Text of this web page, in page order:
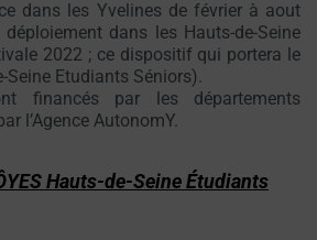
dans les Yvelines de février à aout
dans les Hauts-de-Seine
2022 ; ce dispositif qui portera le
Seine Etudiants Séniors).
financés par les départements
l’Agence AutonomY.
Hauts-de-Seine Étudiants